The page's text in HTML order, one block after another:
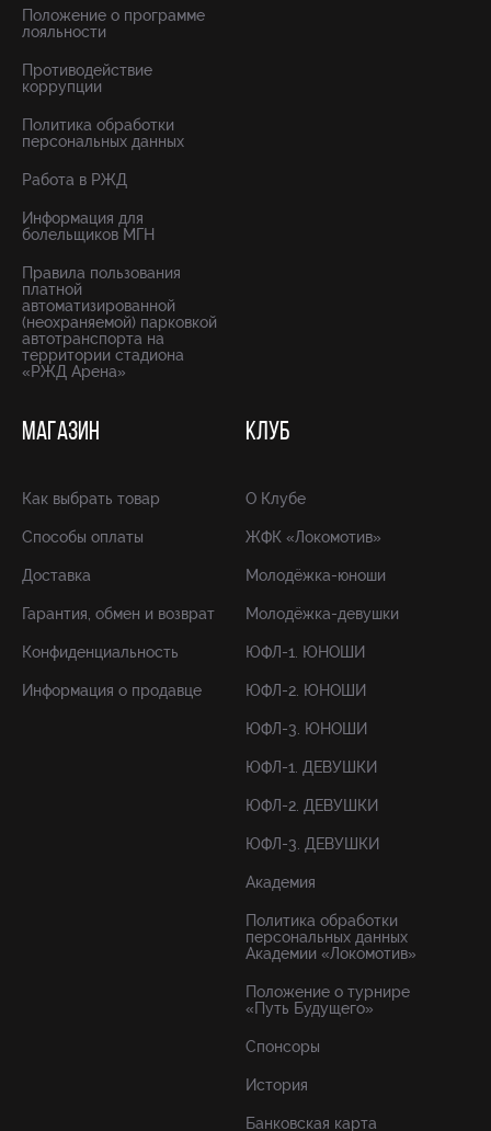
Положение о программе
лояльности
Противодействие
коррупции
Политика обработки
персональных данных
Работа в РЖД
Информация для
болельщиков МГН
Правила пользования
платной
автоматизированной
(неохраняемой) парковкой
автотранспорта на
территории стадиона
«РЖД Арена»
МАГАЗИН
Как выбрать товар
Способы оплаты
Доставка
Гарантия, обмен и возврат
Конфиденциальность
Информация о продавце
КЛУБ
О Клубе
ЖФК «Локомотив»
Молодёжка-юноши
Молодёжка-девушки
ЮФЛ-1. ЮНОШИ
ЮФЛ-2. ЮНОШИ
ЮФЛ-3. ЮНОШИ
ЮФЛ-1. ДЕВУШКИ
ЮФЛ-2. ДЕВУШКИ
ЮФЛ-3. ДЕВУШКИ
Академия
Политика обработки
персональных данных
Академии «Локомотив»
Положение о турнире
«Путь Будущего»
Спонсоры
История
Банковская карта